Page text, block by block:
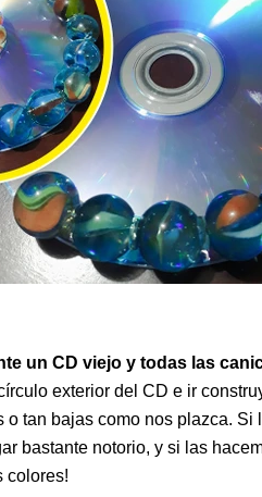
un CD viejo y todas las
exterior del CD e ir
tan bajas como nos plazca. Si
bastante notorio, y si las
colores!